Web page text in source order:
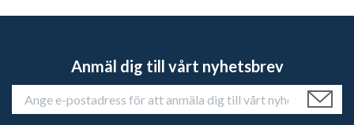
Anmäl dig till vårt nyhetsbrev